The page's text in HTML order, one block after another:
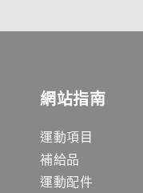
網站指南
運動項目
補給品
運動配件